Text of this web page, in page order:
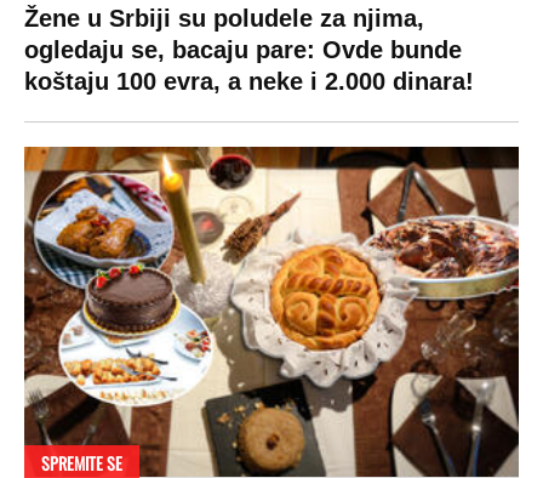
Žene u Srbiji su poludele za njima,
ogledaju se, bacaju pare: Ovde bunde
koštaju 100 evra, a neke i 2.000 dinara!
SPREMITE SE